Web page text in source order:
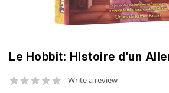
Le Hobbit: Histoire d'un
0.0
Write a review